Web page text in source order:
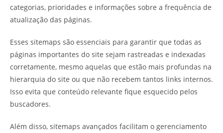
categorias, prioridades e informações sobre a frequência de
atualização das páginas.
Esses sitemaps são essenciais para garantir que todas as
páginas importantes do site sejam rastreadas e indexadas
corretamente, mesmo aquelas que estão mais profundas na
hierarquia do site ou que não recebem tantos links internos.
Isso evita que conteúdo relevante fique esquecido pelos
buscadores.
Além disso, sitemaps avançados facilitam o gerenciamento